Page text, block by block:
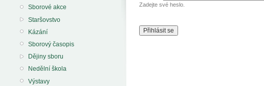
Sborové akce
Staršovstvo
Kázání
Sborový časopis
Dějiny sboru
Nedělní škola
Výstavy
Zadejte své heslo.